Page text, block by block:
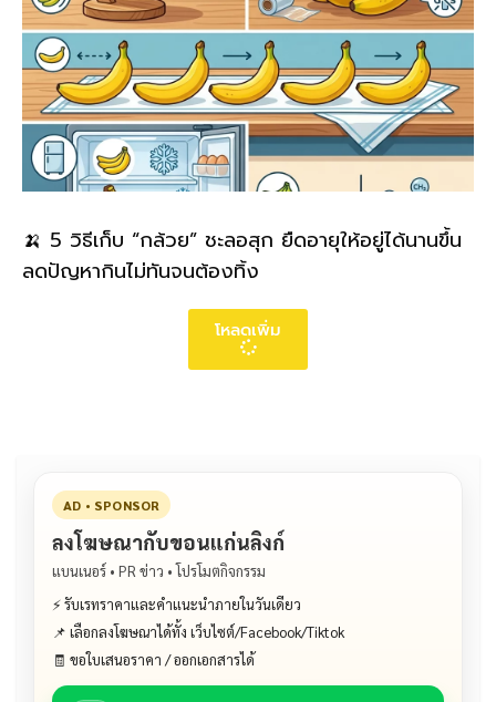
🍌 5 วิธีเก็บ “กล้วย” ชะลอสุก ยืดอายุให้อยู่ได้นานขึ้น
ลดปัญหากินไม่ทันจนต้องทิ้ง
โหลดเพิ่ม
AD • SPONSOR
ลงโฆษณากับขอนแก่นลิงก์
แบนเนอร์ • PR ข่าว • โปรโมตกิจกรรม
⚡ รับเรทราคาและคำแนะนำภายในวันเดียว
📌 เลือกลงโฆษณาได้ทั้ง เว็บไซต์/Facebook/Tiktok
🧾 ขอใบเสนอราคา / ออกเอกสารได้